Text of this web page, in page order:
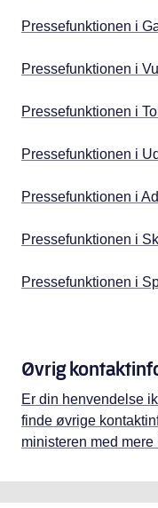
Pressefunktionen i
Pressefunktionen i
Pressefunktionen i
Pressefunktionen i
Pressefunktionen i
Pressefunktionen i
Pressefunktionen i
Øvrig
Er din henvendelse
finde øvrige
ministeren med mere